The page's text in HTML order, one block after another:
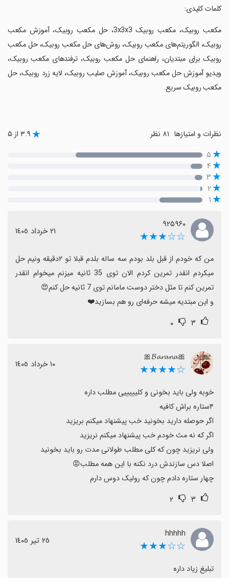
‏کلمات کلیدی:
‏مکعب روبیک، مکعب روبیک 3x3x3، حل مکعب روبیک، آموزش مکعب
روبیک، الگوریتم‌های مکعب روبیک، روش‌های حل مکعب روبیک، حل مکعب
روبیک برای مبتدیان، راهنمای حل مکعب روبیک، ترفندهای مکعب روبیک،
ویدیو آموزش حل مکعب روبیک، آموزش صلیب روبیک، لایه زرد روبیک، حل
مکعب روبیک سریع.
نظرات و امتیازها ۳.۹ از ۵
۵
۴
۳
۲
۱
۹۲۵۹۶۰
☆☆★★★ ٢١ خرداد ١٤٠٥
و این مبتدیه میشه حرفه‌ای رو هم بسازید❤️
۳ ۰
🎀𝓑𝓪𝓻𝓪𝓷𝓪🎀
☆★★★★ ١٠ خرداد ١٤٠٥
چهار ستاره دادم چون که رولیک دوس دارم
۳ ۲
hhhhh
☆☆★★★ ٢٥ تیر ١٤٠٥